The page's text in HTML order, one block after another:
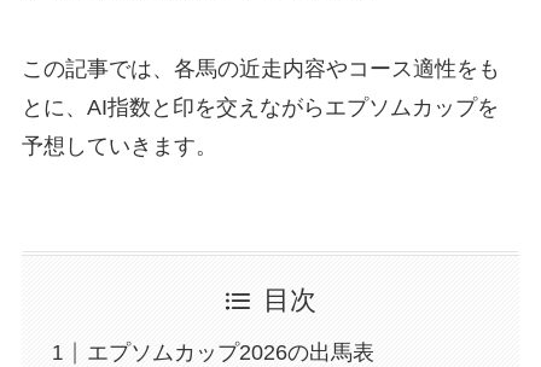
この記事では、各馬の近走内容やコース適性をも
とに、AI指数と印を交えながらエプソムカップを
予想していきます。
目次
エプソムカップ2026の出馬表